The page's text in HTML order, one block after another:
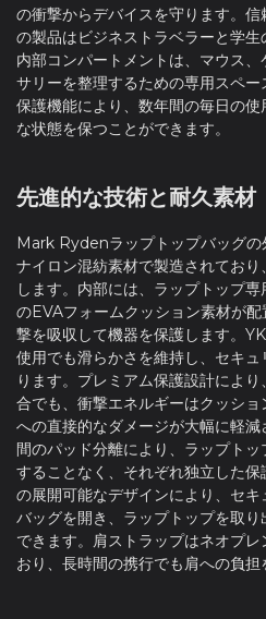
の衝撃からデバイスを守ります。
の製品はビジネストラベラーと学生
内部コンパートメントは、マウス
サリーを整理するための専用スペ
保護機能により、数年間の毎日の
な状態を保つことができます。
先進的な技術と耐久素材
Mark Rydenラップトップバッグ
ナイロン混紡素材で製造されてお
します。内部には、ラップトップ
のEVAフォームクッション素材が
撃を吸収して機器を保護します。
使用でも滑らかさを維持し、セキ
ります。プレミアム保護設計によ
合でも、衝撃エネルギーはクッシ
への直接的なダメージが大幅に軽
間のパッド分離により、ラップト
することなく、それぞれ独立した
の展開可能なデザインにより、セ
バッグを開き、ラップトップを取
できます。肩ストラップはネオプ
おり、長時間の携行でも肩への負担